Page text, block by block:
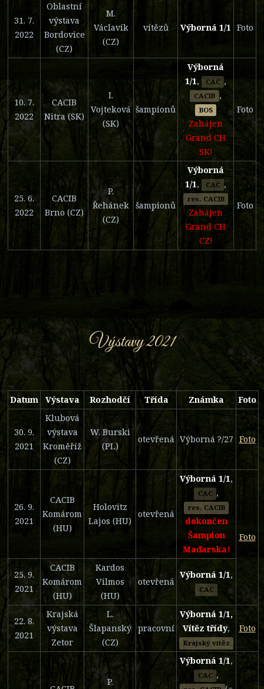
31. 7.
2022
Oblastní
výstava
Bordovice
(CZ)
M.
Václavík
(CZ)
vítězů Výborná 1/1 Foto
10. 7.
2022
CACIB
Nitra (SK)
I.
Vojteková
(SK)
šampionů
Výborná
1/1, CAC ,
CACIB ,
BOS
Zahájen
Grand CH
SK!
Foto
25. 6.
2022
CACIB
Brno (CZ)
P.
Řehánek
(CZ)
šampionů
Výborná
1/1, CAC ,
res. CACIB
Zahájen
Grand CH
CZ!
Foto
Výstavy 2021
Datum Výstava Rozhodčí Třída Známka Foto
30. 9.
2021
Klubová
výstava
Kroměříž
(CZ)
W. Burski
(PL)
otevřená Výborná ?/27 Foto
26. 9.
2021
CACIB
Komárom
(HU)
Holovitz
Lajos (HU)
otevřená
Výborná 1/1,
CAC ,
res. CACIB
dokončen
Šampion
Maďarska!
Foto
25. 9.
2021
CACIB
Komárom
(HU)
Kardos
Vilmos
(HU)
otevřená
Výborná 1/1,
CAC
22. 8.
2021
Krajská
výstava
Zetor
L.
Šlapanský
(CZ)
pracovní
Výborná 1/1,
Vítěz třídy,
Krajský vítěz
Foto
P.
Výborná 1/1,
CAC ,